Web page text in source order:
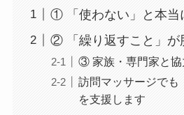
① 「使わない」と本当
② 「繰り返すこと」が
③ 家族・専門家と協
訪問マッサージでも
を支援します